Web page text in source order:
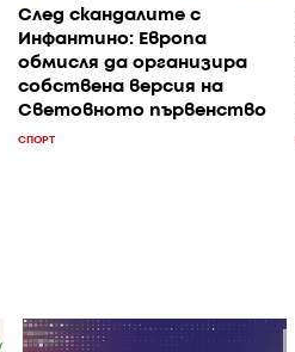
След скандалите с
Инфантино: Европа
обмисля да организира
собствена версия на
Световното първенство
СПОРТ